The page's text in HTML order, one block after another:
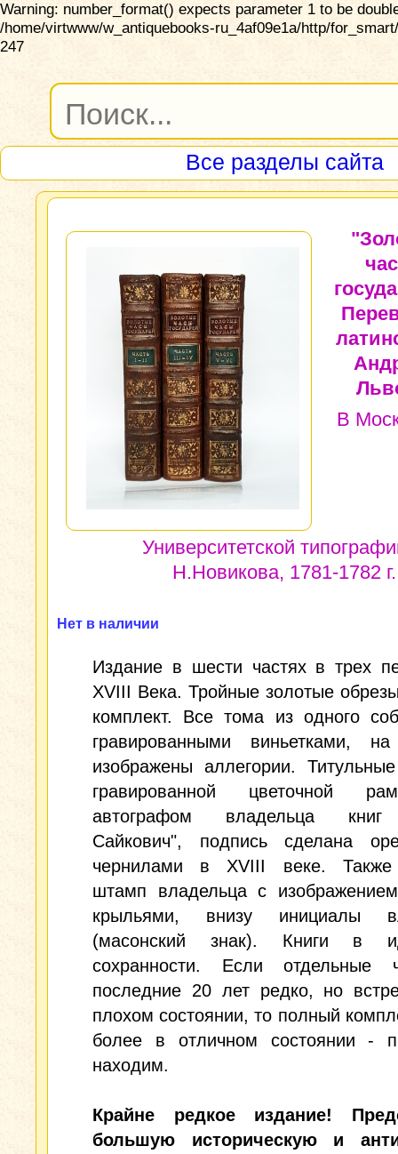
Warning: number_format() expects parameter 1 to be
/home/virtwww/w_antiquebooks-ru_4af09e1a/http/
247
Все разделы сайта
В
Университетской
Н.Новикова, 1781-1782 г.
Нет в наличии
Издание в шести частях в трех
XVIII Века. Тройные золотые
комплект. Все тома из одного
гравированными виньетками,
изображены аллегории.
гравированной цветочной
автографом владельца книг
Сайкович", подпись сделана
чернилами в XVIII веке. Также
штамп владельца с
крыльями, внизу инициалы
(масонский знак). Книги в
сохранности. Если отдельные
последние 20 лет редко, но
плохом состоянии, то полный
более в отличном состоянии -
находим.
Крайне редкое издание!
большую историческую и